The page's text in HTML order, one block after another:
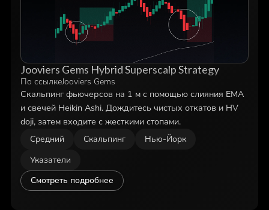
Jooviers Gems Hybrid Superscalp Strategy
По ссылкеJooviers Gems
Скальпинг фьючерсов на 1 м с помощью слияния EMA
и свечей Heikin Ashi. Дождитесь чистых откатов и HV
doji, затем входите с жесткими стопами.
Средний Скальпинг
Нью-Йорк
Указатели
Смотреть подробнее